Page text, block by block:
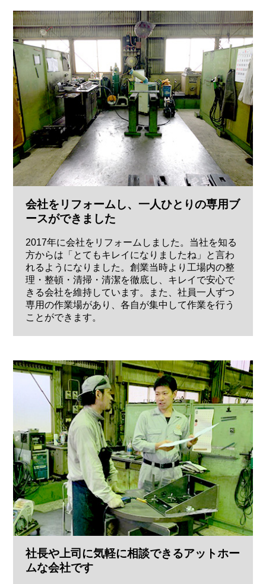
会社をリフォームし、一人ひとりの専用ブ
ースができました
2017年に会社をリフォームしました。当社を知る
方からは「とてもキレイになりましたね」と言わ
れるようになりました。創業当時より工場内の整
理・整頓・清掃・清潔を徹底し、キレイで安心で
きる会社を維持しています。また、社員一人ずつ
専用の作業場があり、各自が集中して作業を行う
ことができます。
社長や上司に気軽に相談できるアットホー
ムな会社です